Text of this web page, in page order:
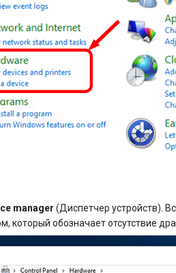
manager (Диспетчер устройств).
который обозначает отсутствие